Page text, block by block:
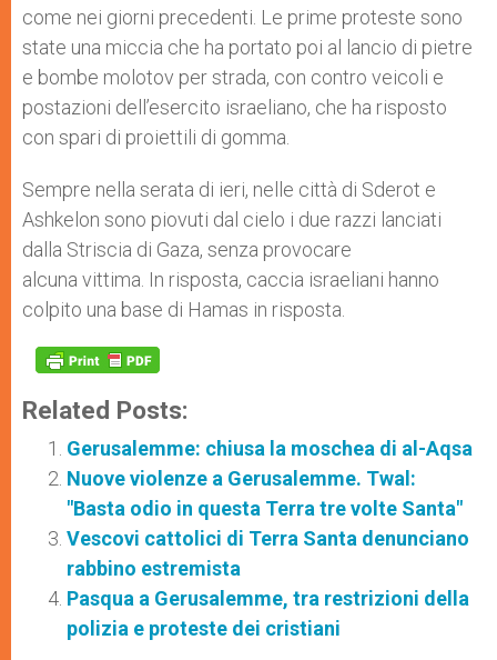
come nei giorni precedenti. Le prime proteste sono
state una miccia che ha portato poi al lancio di pietre
e bombe molotov per strada, con contro veicoli e
postazioni dell’esercito israeliano, che ha risposto
con spari di proiettili di gomma.
Sempre nella serata di ieri, nelle città di Sderot e
Ashkelon sono piovuti dal cielo i due razzi lanciati
dalla Striscia di Gaza, senza provocare
alcuna vittima. In risposta, caccia israeliani hanno
colpito una base di Hamas in risposta.
Related Posts:
Gerusalemme: chiusa la moschea di al-Aqsa
Nuove violenze a Gerusalemme. Twal:
"Basta odio in questa Terra tre volte Santa"
Vescovi cattolici di Terra Santa denunciano
rabbino estremista
Pasqua a Gerusalemme, tra restrizioni della
polizia e proteste dei cristiani